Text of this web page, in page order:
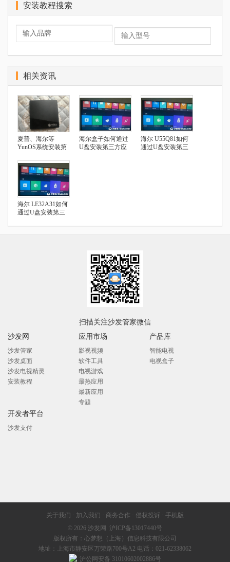
安装教程搜索
相关资讯
夏普、海尔等
YunOS系统安装第
海尔盒子如何通过
U盘安装第三方应
海尔 U55Q81如何
通过U盘安装第三
海尔 LE32A31如何
通过U盘安装第三
扫描关注沙发管家微信
沙发网
沙发管家
沙发桌面
沙发电视精灵
安装教程
应用市场
影视视频
软件工具
电视游戏
最热应用
最新应用
专题
产品库
智能电视
电视盒子
开发者平台
沙发支付
关于我们 · 加入我们 · 商务合作 · 侵权投诉 · 手机版
© 2026 沙发网 沪ICP备13017440号
版权所有：心梦想（上海）信息科技有限公司
地址：上海市静安区万荣路700号A2 电话：021-62338062
沪公网安备 31010602002886号